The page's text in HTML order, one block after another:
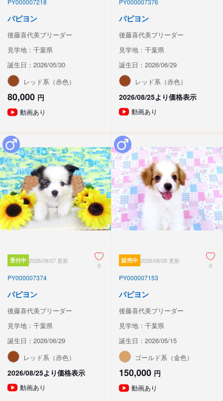
PY000007218
パピヨン
後藤喜代美ブリーダー
見学地：千葉県
誕生日：2026/05/30
レッド系（赤色）
80,000 円
動画あり
PY000007376
パピヨン
後藤喜代美ブリーダー
見学地：千葉県
誕生日：2026/06/29
レッド系（赤色）
2026/08/25より価格表示
動画あり
受付中 2026/08/07 更新
0
PY000007374
パピヨン
後藤喜代美ブリーダー
見学地：千葉県
誕生日：2026/06/29
レッド系（赤色）
2026/08/25より価格表示
動画あり
販売中 2026/08/05 更新
0
PY000007153
パピヨン
後藤喜代美ブリーダー
見学地：千葉県
誕生日：2026/05/15
ゴールド系（金色）
150,000 円
動画あり